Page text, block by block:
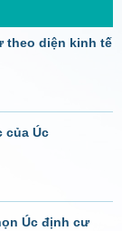
theo diện kinh tế
của Úc
Úc định cư